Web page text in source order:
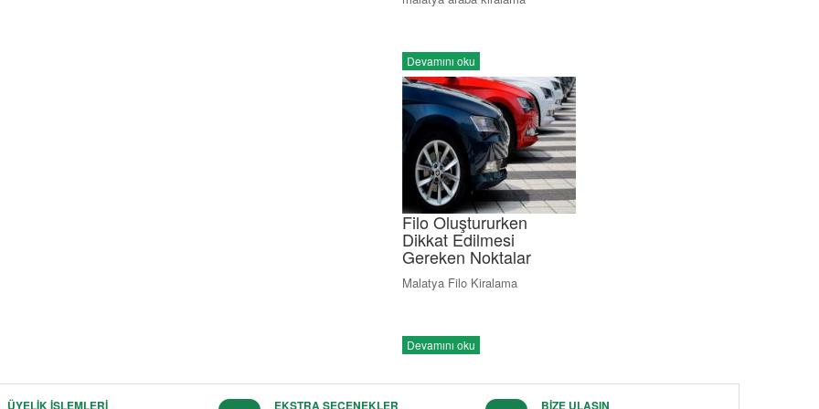
Devamını oku
Filo Oluştururken
Dikkat Edilmesi
Gereken Noktalar
Malatya Filo Kiralama
Devamını oku
ÜYELİK İŞLEMLERİ EKSTRA SEÇENEKLER BİZE ULAŞIN